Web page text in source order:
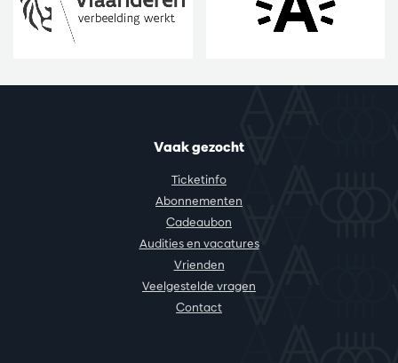
Vaak gezocht
Ticketinfo
Abonnementen
Cadeaubon
Audities en vacatures
Vrienden
Veelgestelde vragen
Contact